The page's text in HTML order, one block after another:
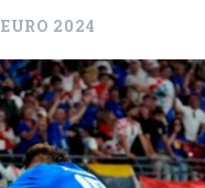
EURO 2024